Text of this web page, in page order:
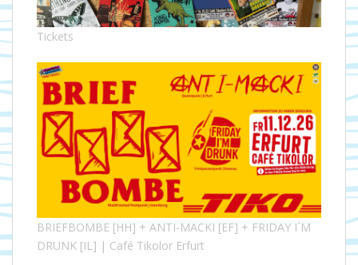
Tickets
BRIEFBOMBE [HH] + ANTI-MACKI [EF] + FRIDAY I´M
DRUNK [IL] | Café Tikolor Erfurt